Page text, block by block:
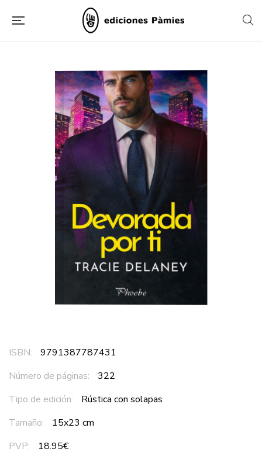
ISBN:
9791387787431
Número de páginas:
322
Tipo de edición:
Rústica con solapas
Tamaño:
15x23 cm
PVP:
18.95€